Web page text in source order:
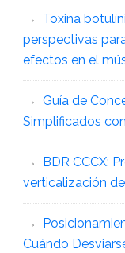
Toxina
perspectivas
efectos en el
Guía de
Simplificados
BDR CCCX:
verticalización
Cuándo